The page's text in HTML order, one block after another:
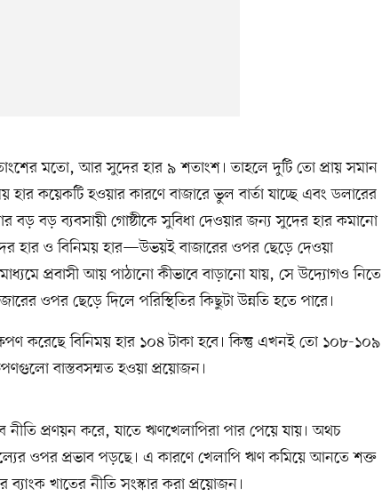
মতো, আর সুদের হার ৯ শতাংশ। তাহলে দুটি তো প্রায় সমান
হার কয়েকটি হওয়ার কারণে বাজারে ভুল বার্তা যাচ্ছে এবং ডলারের
বড় বড় ব্যবসায়ী গোষ্ঠীকে সুবিধা দেওয়ার জন্য সুদের হার কমানো
হার ও বিনিময় হার—উভয়ই বাজারের ওপর ছেড়ে দেওয়া
প্রবাসী আয় পাঠানো কীভাবে বাড়ানো যায়, সে উদ্যোগও নিতে
ওপর ছেড়ে দিলে পরিস্থিতির কিছুটা উন্নতি হতে পারে।
করেছে বিনিময় হার ১০৪ টাকা হবে। কিন্তু এখনই তো ১০৮-১০৯
বাস্তবসম্মত হওয়া প্রয়োজন।
প্রণয়ন করে, যাতে ঋণখেলাপিরা পার পেয়ে যায়। অথচ
ওপর প্রভাব পড়ছে। এ কারণে খেলাপি ঋণ কমিয়ে আনতে শক্ত
খাতের নীতি সংস্কার করা প্রয়োজন।